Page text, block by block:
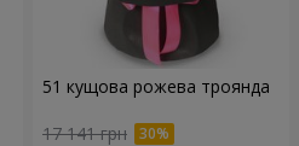
51 кущова рожева троянда
17 141 грн